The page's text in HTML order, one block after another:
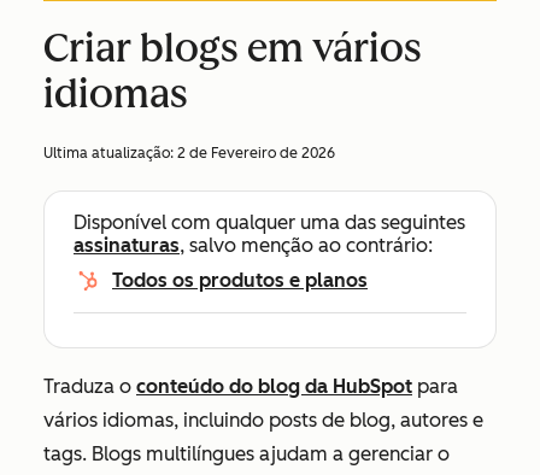
Criar blogs em vários
idiomas
Ultima atualização: 2 de Fevereiro de 2026
Disponível com qualquer uma das seguintes
assinaturas, salvo menção ao contrário:
Todos os produtos e planos
Traduza o conteúdo do blog da HubSpot para
vários idiomas, incluindo posts de blog, autores e
tags. Blogs multilíngues ajudam a gerenciar o